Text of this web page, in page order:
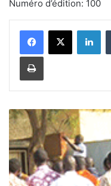
Numéro d’édition: 100
C
i
m
B
u
r